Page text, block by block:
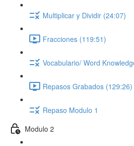
Multiplicar y Dividir (24:07)
Fracciones (119:51)
Vocabulario/ Word
Repasos Grabados (129:26)
Repaso Modulo 1
Modulo 2